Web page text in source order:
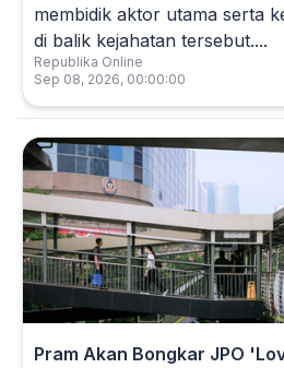
membidik aktor utama serta
di balik kejahatan tersebut....
Republika Online
Sep 08, 2026, 00:00:00
Pram Akan Bongkar JPO